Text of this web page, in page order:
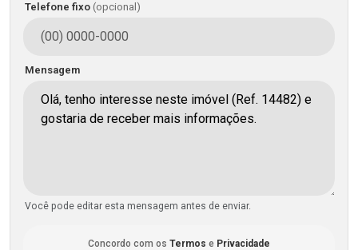
Telefone fixo (opcional)
Mensagem
Você pode editar esta mensagem antes de enviar.
Concordo com os Termos e Privacidade